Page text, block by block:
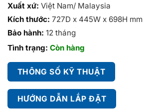
Xuất xứ: Việt Nam/ Malaysia
Kích thước: 727D x 445W x 698H mm
Bảo hành: 12 tháng
Tình trạng: Còn hàng
THÔNG SỐ KỸ THUẬT
HƯỚNG DẪN LẮP ĐẶT